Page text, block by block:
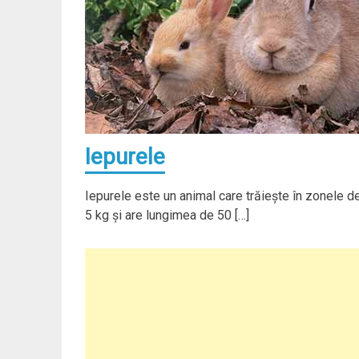
Iepurele
Iepurele este un animal care trăieşte în zonele
5 kg şi are lungimea de 50 […]